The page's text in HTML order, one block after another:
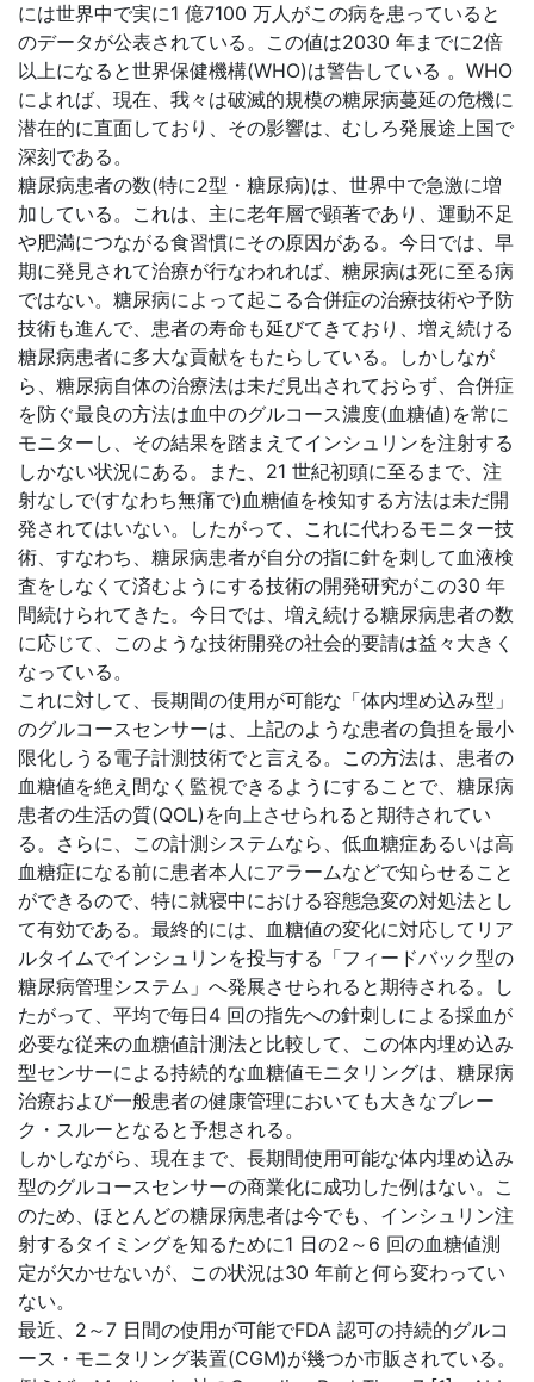
には世界中で実に1 億7100 万人がこの病を患っていると
のデータが公表されている。この値は2030 年までに2倍
以上になると世界保健機構(WHO)は警告している 。WHO
によれば、現在、我々は破滅的規模の糖尿病蔓延の危機に
潜在的に直面しており、その影響は、むしろ発展途上国で
深刻である。
糖尿病患者の数(特に2型・糖尿病)は、世界中で急激に増
加している。これは、主に老年層で顕著であり、運動不足
や肥満につながる食習慣にその原因がある。今日では、早
期に発見されて治療が行なわれれば、糖尿病は死に至る病
ではない。糖尿病によって起こる合併症の治療技術や予防
技術も進んで、患者の寿命も延びてきており、増え続ける
糖尿病患者に多大な貢献をもたらしている。しかしなが
ら、糖尿病自体の治療法は未だ見出されておらず、合併症
を防ぐ最良の方法は血中のグルコース濃度(血糖値)を常に
モニターし、その結果を踏まえてインシュリンを注射する
しかない状況にある。また、21 世紀初頭に至るまで、注
射なしで(すなわち無痛で)血糖値を検知する方法は未だ開
発されてはいない。したがって、これに代わるモニター技
術、すなわち、糖尿病患者が自分の指に針を刺して血液検
査をしなくて済むようにする技術の開発研究がこの30 年
間続けられてきた。今日では、増え続ける糖尿病患者の数
に応じて、このような技術開発の社会的要請は益々大きく
なっている。
これに対して、長期間の使用が可能な「体内埋め込み型」
のグルコースセンサーは、上記のような患者の負担を最小
限化しうる電子計測技術でと言える。この方法は、患者の
血糖値を絶え間なく監視できるようにすることで、糖尿病
患者の生活の質(QOL)を向上させられると期待されてい
る。さらに、この計測システムなら、低血糖症あるいは高
血糖症になる前に患者本人にアラームなどで知らせること
ができるので、特に就寝中における容態急変の対処法とし
て有効である。最終的には、血糖値の変化に対応してリア
ルタイムでインシュリンを投与する「フィードバック型の
糖尿病管理システム」へ発展させられると期待される。し
たがって、平均で毎日4 回の指先への針刺しによる採血が
必要な従来の血糖値計測法と比較して、この体内埋め込み
型センサーによる持続的な血糖値モニタリングは、糖尿病
治療および一般患者の健康管理においても大きなブレー
ク・スルーとなると予想される。
しかしながら、現在まで、長期間使用可能な体内埋め込み
型のグルコースセンサーの商業化に成功した例はない。こ
のため、ほとんどの糖尿病患者は今でも、インシュリン注
射するタイミングを知るために1 日の2～6 回の血糖値測
定が欠かせないが、この状況は30 年前と何ら変わってい
ない。
最近、2～7 日間の使用が可能でFDA 認可の持続的グルコ
ース・モニタリング装置(CGM)が幾つか市販されている。